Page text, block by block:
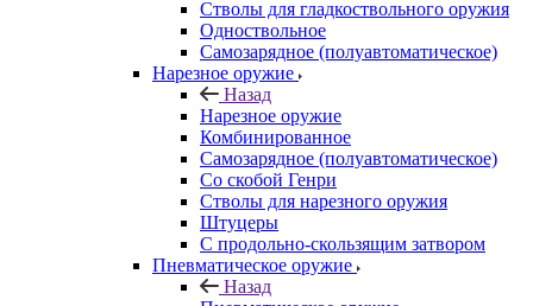
Стволы для гладкоствольного оружия
Одноствольное
Самозарядное (полуавтоматическое)
Нарезное оружие
Назад
Нарезное оружие
Комбинированное
Самозарядное (полуавтоматическое)
Со скобой Генри
Стволы для нарезного оружия
Штуцеры
С продольно-скользящим затвором
Пневматическое оружие
Назад